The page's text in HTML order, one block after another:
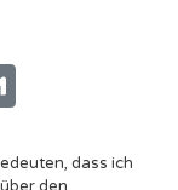
dass ich